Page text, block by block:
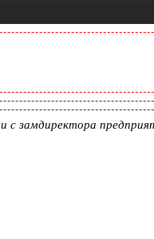
с замдиректора